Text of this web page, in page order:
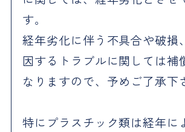
す。
経年劣化に伴う不具合や破損
因するトラブルに関しては補
なりますので、予めご了承下
特にプラスチック類は経年に